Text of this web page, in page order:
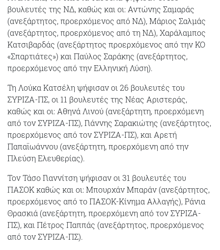
βουλευτές της ΝΔ, καθώς και οι: Αντώνης Σαμαράς
(ανεξάρτητος, προερχόμενος από ΝΔ), Μάριος Σαλμάς
(ανεξάρτητος, προερχόμενος από τη ΝΔ), Χαράλαμπος
Κατσιβαρδάς (ανεξάρτητος προερχόμενος από την ΚΟ
«Σπαρτιάτες») και Παύλος Σαράκης (ανεξάρτητος,
προερχόμενος από την Ελληνική Λύση).
Τη Λούκα Κατσέλη ψήφισαν οι 26 βουλευτές του
ΣΥΡΙΖΑ-ΠΣ, οι 11 βουλευτές της Νέας Αριστεράς,
καθώς και οι: Αθηνά Λινού (ανεξάρτητη, προερχόμενη
από τον ΣΥΡΙΖΑ-ΠΣ), Γιάννης Σαρακιώτης (ανεξάρτητος,
προερχόμενος από τον ΣΥΡΙΖΑ-ΠΣ), και Αρετή
Παπαϊωάννου (ανεξάρτητη, προερχόμενη από την
Πλεύση Ελευθερίας).
Τον Τάσο Γιαννίτση ψήφισαν οι 31 βουλευτές του
ΠΑΣΟΚ καθώς και οι: Μπουρχάν Μπαράν (ανεξάρτητος,
προερχόμενος από το ΠΑΣΟΚ-Κίνημα Αλλαγής), Ράνια
Θρασκιά (ανεξάρτητη, προερχόμενη από τον ΣΥΡΙΖΑ-
ΠΣ), και Πέτρος Παππάς (ανεξάρτητος, προερχόμενος
από τον ΣΥΡΙΖΑ-ΠΣ).